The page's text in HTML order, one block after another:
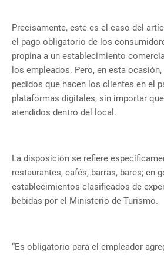
Precisamente, este es el caso del
el pago obligatorio de los
propina a un establecimiento
los empleados. Pero, en esta
pedidos que hacen los clientes en el
plataformas digitales, sin importar
atendidos dentro del local.
La disposición se refiere
restaurantes, cafés, barras, bares; en
establecimientos clasificados de
bebidas por el Ministerio de Turismo.
“Es obligatorio para el empleador